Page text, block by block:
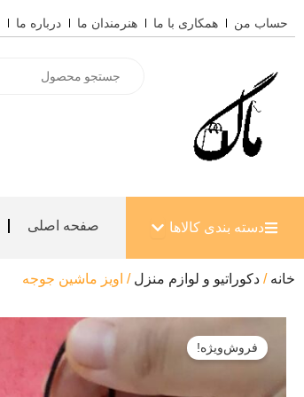
به
حساب من همکاری با ما هنرمندان ما درباره ما
search
دسته بندی کالاها باز کردن دسته بندی کالاها
صفحه اصلی
خانه / دکوراتیو و لوازم منزل / اویز ماشین جوجه
فروش‌ویژه!